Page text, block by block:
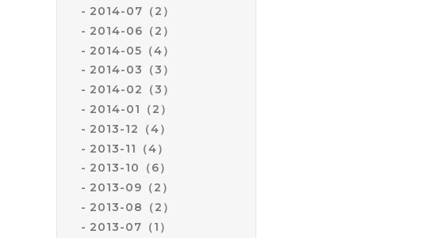
2014-07（2）
2014-06（2）
2014-05（4）
2014-03（3）
2014-02（3）
2014-01（2）
2013-12（4）
2013-11（4）
2013-10（6）
2013-09（2）
2013-08（2）
2013-07（1）